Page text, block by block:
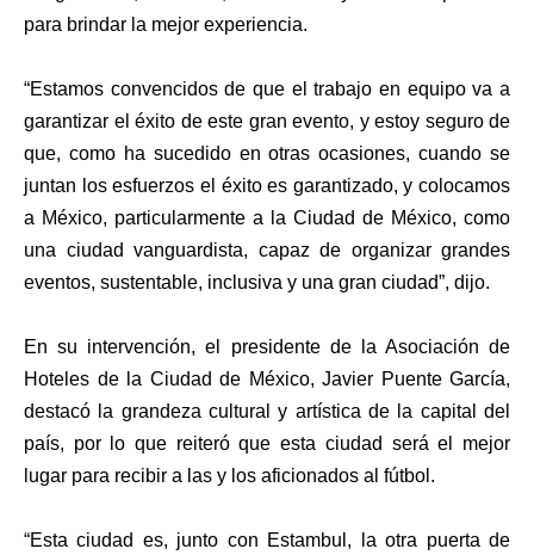
para brindar la mejor experiencia.
“Estamos convencidos de que el trabajo en equipo va a
garantizar el éxito de este gran evento, y estoy seguro de
que, como ha sucedido en otras ocasiones, cuando se
juntan los esfuerzos el éxito es garantizado, y colocamos
a México, particularmente a la Ciudad de México, como
una ciudad vanguardista, capaz de organizar grandes
eventos, sustentable, inclusiva y una gran ciudad”, dijo.
En su intervención, el presidente de la Asociación de
Hoteles de la Ciudad de México, Javier Puente García,
destacó la grandeza cultural y artística de la capital del
país, por lo que reiteró que esta ciudad será el mejor
lugar para recibir a las y los aficionados al fútbol.
“Esta ciudad es, junto con Estambul, la otra puerta de